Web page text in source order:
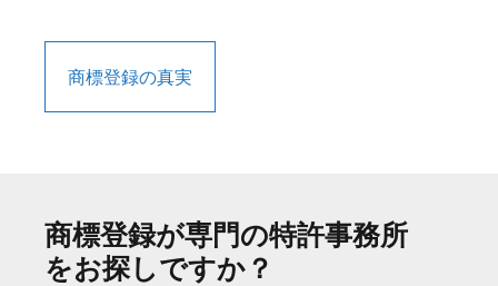
商標登録の真実
商標登録が専門の特許事務所
をお探しですか？